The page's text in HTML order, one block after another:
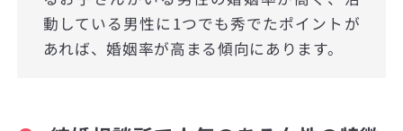
動している男性に1つでも秀でたポイントが
あれば、婚姻率が高まる傾向にあります。